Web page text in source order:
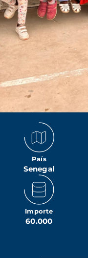
País
Senegal
Importe
60.000